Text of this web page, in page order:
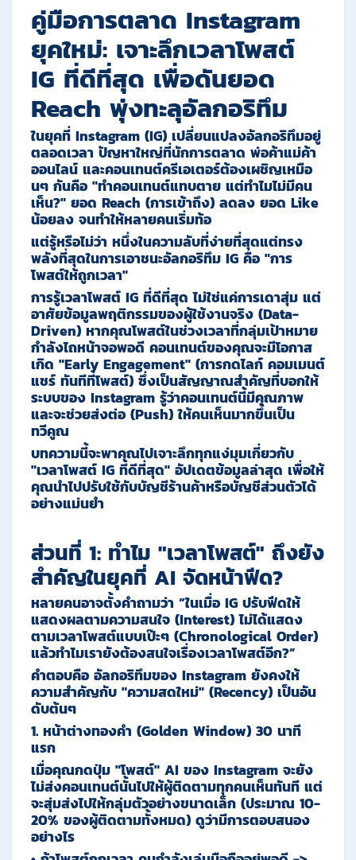
คู่มือการตลาด Instagram
ยุคใหม่: เจาะลึกเวลาโพสต์
IG ที่ดีที่สุด เพื่อดันยอด
Reach พุ่งทะลุอัลกอริทึม
ในยุคที่ Instagram (IG) เปลี่ยนแปลงอัลกอริทึมอยู่
ตลอดเวลา ปัญหาใหญ่ที่นักการตลาด พ่อค้าแม่ค้า
ออนไลน์ และคอนเทนต์ครีเอเตอร์ต้องเผชิญเหมือ
นๆ กันคือ "ทำคอนเทนต์แทบตาย แต่ทำไมไม่มีคน
เห็น?" ยอด Reach (การเข้าถึง) ลดลง ยอด Like
น้อยลง จนทำให้หลายคนเริ่มท้อ
แต่รู้หรือไม่ว่า หนึ่งในความลับที่ง่ายที่สุดแต่ทรง
พลังที่สุดในการเอาชนะอัลกอริทึม IG คือ "การ
โพสต์ให้ถูกเวลา"
การรู้เวลาโพสต์ IG ที่ดีที่สุด ไม่ใช่แค่การเดาสุ่ม แต่
อาศัยข้อมูลพฤติกรรมของผู้ใช้งานจริง (Data-
Driven) หากคุณโพสต์ในช่วงเวลาที่กลุ่มเป้าหมาย
กำลังไถหน้าจอพอดี คอนเทนต์ของคุณจะมีโอกาส
เกิด "Early Engagement" (การกดไลก์ คอมเมนต์
แชร์ ทันทีที่โพสต์) ซึ่งเป็นสัญญาณสำคัญที่บอกให้
ระบบของ Instagram รู้ว่าคอนเทนต์นี้มีคุณภาพ
และจะช่วยส่งต่อ (Push) ให้คนเห็นมากขึ้นเป็น
ทวีคูณ
บทความนี้จะพาคุณไปเจาะลึกทุกแง่มุมเกี่ยวกับ
"เวลาโพสต์ IG ที่ดีที่สุด" อัปเดตข้อมูลล่าสุด เพื่อให้
คุณนำไปปรับใช้กับบัญชีร้านค้าหรือบัญชีส่วนตัวได้
อย่างแม่นยำ
ส่วนที่ 1: ทำไม "เวลาโพสต์" ถึงยัง
สำคัญในยุคที่ AI จัดหน้าฟีด?
หลายคนอาจตั้งคำถามว่า “ในเมื่อ IG ปรับฟีดให้
แสดงผลตามความสนใจ (Interest) ไม่ได้แสดง
ตามเวลาโพสต์แบบเป๊ะๆ (Chronological Order)
แล้วทำไมเรายังต้องสนใจเรื่องเวลาโพสต์อีก?”
คำตอบคือ อัลกอริทึมของ Instagram ยังคงให้
ความสำคัญกับ "ความสดใหม่" (Recency) เป็นอัน
ดับต้นๆ
1. หน้าต่างทองคำ (Golden Window) 30 นาที
แรก
เมื่อคุณกดปุ่ม "โพสต์" AI ของ Instagram จะยัง
ไม่ส่งคอนเทนต์นั้นไปให้ผู้ติดตามทุกคนเห็นทันที แต่
จะสุ่มส่งไปให้กลุ่มตัวอย่างขนาดเล็ก (ประมาณ 10-
20% ของผู้ติดตามทั้งหมด) ดูว่ามีการตอบสนอง
อย่างไร